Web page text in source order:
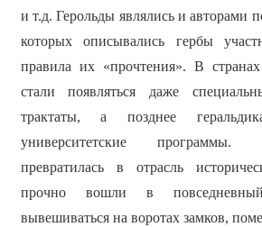
и т.д. Герольды являлись и авторами
которых описывались гербы
правила их «прочтения». В
стали появляться даже
трактаты, а позднее
университетские программы.
превратилась в отрасль
прочно вошли в
вывешиваться на воротах замков,